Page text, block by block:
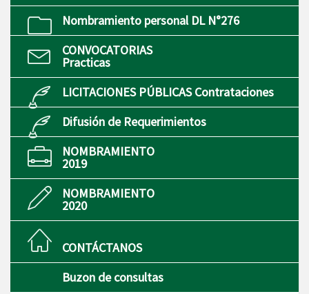
Nombramiento personal DL N°276
CONVOCATORIAS
Practicas
LICITACIONES PÚBLICAS Contrataciones
Difusión de Requerimientos
NOMBRAMIENTO
2019
NOMBRAMIENTO
2020
CONTÁCTANOS
Buzon de consultas